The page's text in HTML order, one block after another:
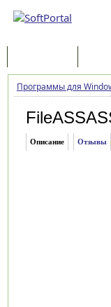
Программы для
Описание Отзывы